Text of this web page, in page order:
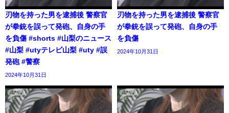
刃物を持った男を逮捕後 警察官
が拳銃を誤って発砲、自身の手
を負傷 #shorts #山梨のニュース
#山梨 #utyテレビ山梨 #uty #誤
発砲 #警察
2024年10月31日
刃物を持った男を逮捕後 警察官
が拳銃を誤って発砲、自身の手
を負傷
2024年10月31日